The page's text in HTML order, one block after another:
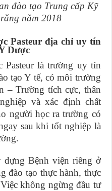
đào tạo Trung cấp Kỹ
năm 2018
Pasteur địa chỉ uy tín
Dược
Pasteur là trường uy tín
tạo Y tế, có môi trường
– Trường tích cực, thân
và xác định chất
người học ra trường có
sau khi tốt nghiệp là
dựng Bệnh viện riêng ở
đào tạo thực hành, thực
không ngừng đầu tư